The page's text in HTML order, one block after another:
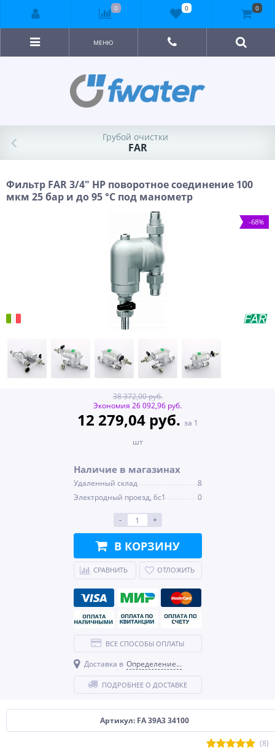
МЕНЮ
Грубой очистки
FAR
Фильтр FAR 3/4" НР поворотное соединение 100
мкм 25 бар и до 95 °С под манометр
-68%
Артикул: FA 39A3 34100
(8)
38 372,00 руб.
Экономия 26 092,96 руб.
12 279,04 руб. за 1
шт
Наличие в магазинах
Удаленный склад
8
Электродный проезд, 6с1
0
- +
В КОРЗИНУ
СРАВНИТЬ ОТЛОЖИТЬ
ВСЕ СПОСОБЫ ОПЛАТЫ
Доставка в Определение...
ПОДРОБНЕЕ О ДОСТАВКЕ
0 0 0